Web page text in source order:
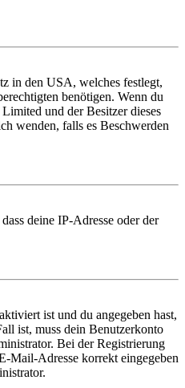
in den USA, welches festlegt,
benötigen. Wenn du
und der Besitzer dieses
wenden, falls es Beschwerden
deine IP-Adresse oder der
ist und du angegeben hast,
ist, muss dein Benutzerkonto
Bei der Registrierung
Mail-Adresse korrekt eingegeben